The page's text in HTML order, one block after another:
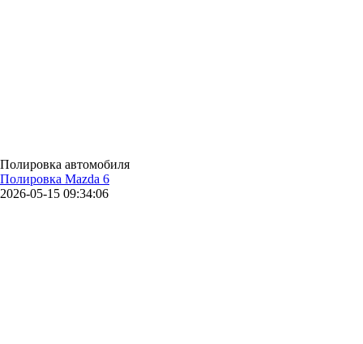
Полировка автомобиля
Полировка Mazda 6
2026-05-15 09:34:06